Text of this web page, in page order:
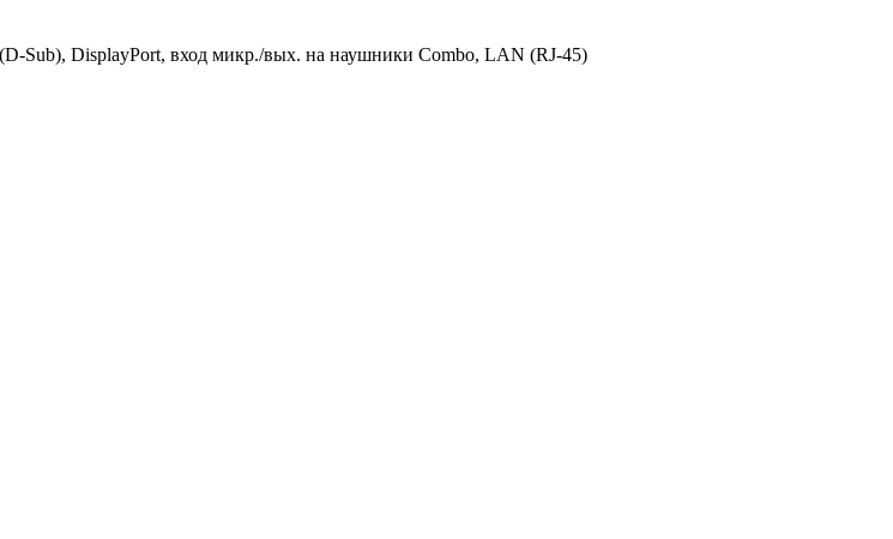
Sub), DisplayPort, вход микр./вых. на наушники Combo, LAN (RJ-45)